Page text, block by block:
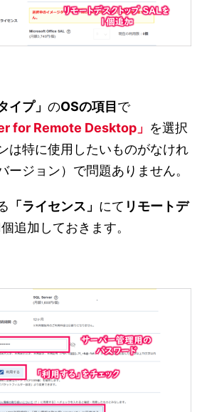
イプ」 のOSの項目 で
for Remote Desktop」 を選択
は特に使用したいものがなけれ
ージョン）で問題ありません。
「ライセンス」 にて リモートデ
個追加しておきます。